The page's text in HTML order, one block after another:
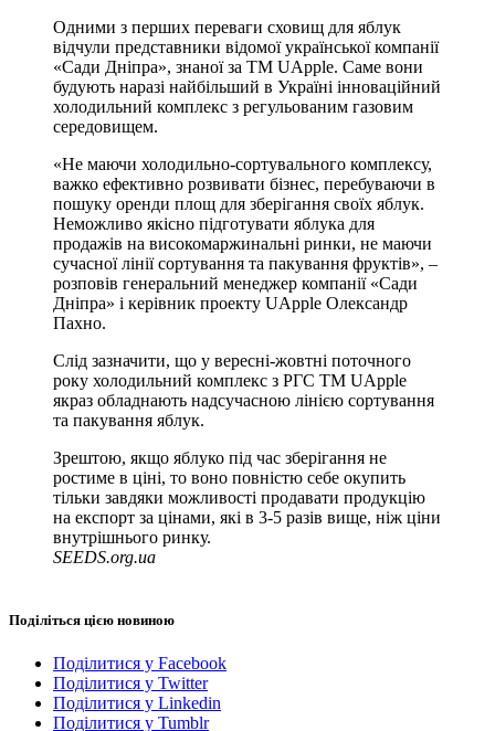
Одними з перших переваги сховищ для яблук
відчули представники відомої української компанії
«Сади Дніпра», знаної за ТМ UApple. Саме вони
будують наразі найбільший в Україні інноваційний
холодильний комплекс з регульованим газовим
середовищем.
«Не маючи холодильно-сортувального комплексу,
важко ефективно розвивати бізнес, перебуваючи в
пошуку оренди площ для зберігання своїх яблук.
Неможливо якісно підготувати яблука для
продажів на високомаржинальні ринки, не маючи
сучасної лінії сортування та пакування фруктів», –
розповів генеральний менеджер компанії «Сади
Дніпра» і керівник проекту UApple Олександр
Пахно.
Слід зазначити, що у вересні-жовтні поточного
року холодильний комплекс з РГС ТМ UApple
якраз обладнають надсучасною лінією сортування
та пакування яблук.
Зрештою, якщо яблуко під час зберігання не
ростиме в ціні, то воно повністю себе окупить
тільки завдяки можливості продавати продукцію
на експорт за цінами, які в 3-5 разів вище, ніж ціни
внутрішнього ринку.
SEEDS.org.ua
Поділіться цією новиною
Поділитися у Facebook
Поділитися у Twitter
Поділитися у Linkedin
Поділитися у Tumblr